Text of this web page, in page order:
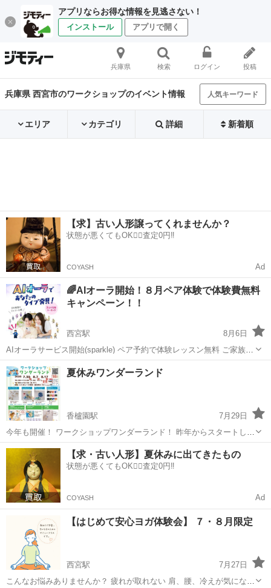
アプリならお得な情報を見逃さない！
インストール アプリで開く
兵庫県 検索 ログイン 投稿
兵庫県 西宮市のワークショップのイベント情報 人気キーワード
エリア カテゴリ 詳細 新着順
【求】古い人形譲ってくれませんか？
状態が悪くてもOK🙆‍♀️査定0円‼️
COYASH Ad
🌈AIオーラ開始！８月ペア体験で体験費無料
キャンペーン！！
西宮駅
8月6日
AIオーラサービス開始(sparkle) ペア予約で体験レッスン無料 ご家族や
お友だちと一緒に 楽しく体験しませんか？ 今月は、ペアで体験レッス
ンを ご予約いただくと、お２人とも 体験レッスン無料(h...
兵庫 西宮市 西宮駅 ワークショップ
夏休みワンダーランド
香櫨園駅
7月29日
今年も開催！ ワークショップワンダーランド！ 昨年からスタートした
企画です。 ワークショップ好きな2人がGRガレージさんの 静かな空間
を使わせていただき、 みんなでものづくり。 帰る時にはかわいいのが
出来上がります！ ...
兵庫 西宮市 香櫨園駅 ワークショップ パフェ
【求・古い人形】夏休みに出てきたもの
状態が悪くてもOK🙆‍♀️査定0円‼️
COYASH Ad
【はじめて安心ヨガ体験会】 ７・８月限定
西宮駅
7月27日
こんなお悩みありませんか？ 疲れが取れない 肩、腰、冷えが気になる